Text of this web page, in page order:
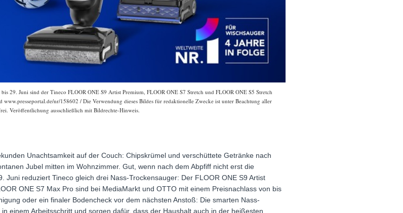
29. Juni sind der Tineco FLOOR ONE S9 Artist Premium, FLOOR ONE S7 Stretch und FLOOR ONE S5 Stretch
nr/158602 / Die Verwendung dieses Bildes für redaktionelle Zwecke ist unter Beachtung aller
Veröffentlichung ausschließlich mit Bildrechte-Hinweis.
Unachtsamkeit auf der Couch: Chipskrümel und verschüttete Getränke nach
Jubel mitten im Wohnzimmer. Gut, wenn nach dem Abpfiff nicht erst die
Juni reduziert Tineco gleich drei Nass-Trockensauger: Der FLOOR ONE S9 Artist
ONE S7 Max Pro sind bei MediaMarkt und OTTO mit einem Preisnachlass von bis
oder ein finaler Bodencheck vor dem nächsten Anstoß: Die smarten Nass-
einem Arbeitsschritt und sorgen dafür, dass der Haushalt auch in der heißesten